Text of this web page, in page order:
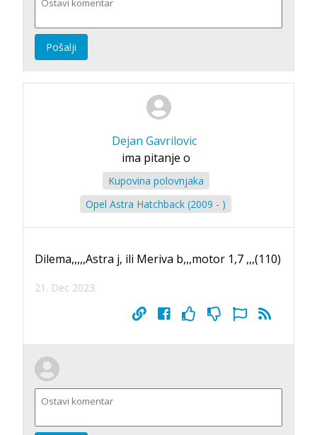
Pošalji
Dejan Gavrilovic
ima pitanje o
Kupovina polovnjaka
Opel Astra Hatchback (2009 - )
Dilema,,,,,Astra j, ili Meriva b,,,motor 1,7 ,,,(110)
21. Dec 2023.